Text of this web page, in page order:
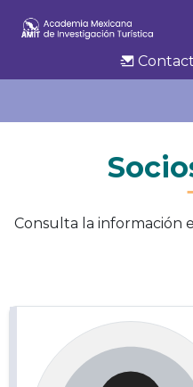
Consulta la información